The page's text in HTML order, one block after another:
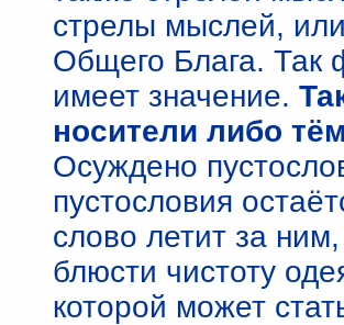
стрелы мыслей,
Общего Блага. Так
имеет значение.
носители либо
Осуждено
пустословия
слово летит за
блюсти чистоту
которой может